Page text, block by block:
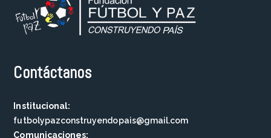
Contáctanos
Institucional:
futbolypazconstruyendopais@gmail.com
Comunicaciones: